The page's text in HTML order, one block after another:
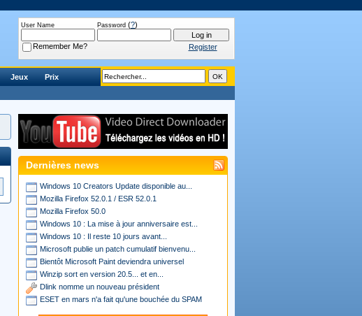
Jeux
Prix
User Name Password (?)
Remember Me? Register
Dernières news
Windows 10 Creators Update disponible au...
Mozilla Firefox 52.0.1 / ESR 52.0.1
Mozilla Firefox 50.0
Windows 10 : La mise à jour anniversaire est...
Windows 10 : Il reste 10 jours avant...
Microsoft publie un patch cumulatif bienvenu...
Bientôt Microsoft Paint deviendra universel
Winzip sort en version 20.5... et en...
Dlink nomme un nouveau président
ESET en mars n'a fait qu'une bouchée du SPAM